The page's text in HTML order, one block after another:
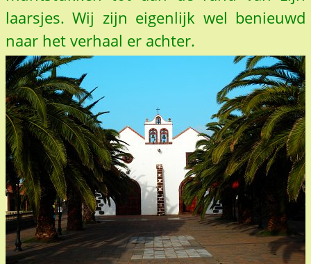
laarsjes. Wij zijn eigenlijk wel benieuwd
naar het verhaal er achter.